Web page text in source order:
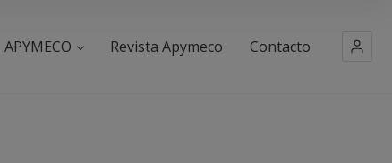
APYMECO Revista Apymeco Contacto